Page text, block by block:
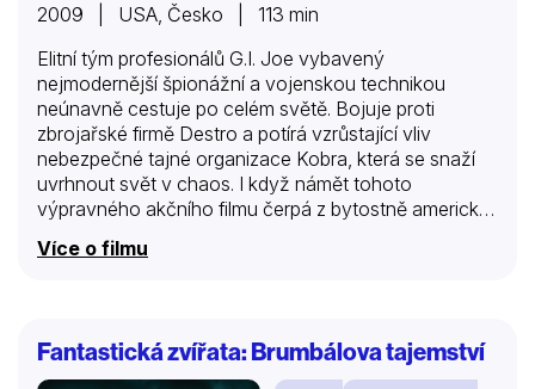
2009 | USA, Česko | 113 min
Elitní tým profesionálů G.I. Joe vybavený
nejmodernější špionážní a vojenskou technikou
neúnavně cestuje po celém světě. Bojuje proti
zbrojařské firmě Destro a potírá vzrůstající vliv
nebezpečné tajné organizace Kobra, která se snaží
uvrhnout svět v chaos. I když námět tohoto
výpravného akčního filmu čerpá z bytostně americké
hry, čeští diváci se při jeho sledování budou cítit jako
doma. Jedna z klíčových scén, opulentní
velkoryse své filmy točit neumí… Za „světového
policajta“ jsou sice považovány Spojené státy, ale ve
Více o filmu
Fantastická zvířata: Brumbálova tajemství